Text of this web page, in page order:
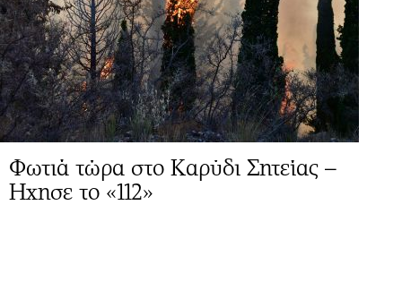
Φωτιά τώρα στο Καρύδι Σητείας –
Ηχησε το «112»